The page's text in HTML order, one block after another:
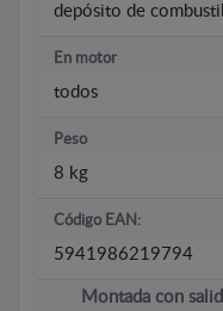
depósito de
En motor
todos
Peso
8 kg
Código EAN:
5941986219794
Montada con